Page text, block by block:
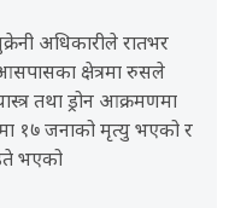
अधिकारीले रातभर
क्षेत्रमा रुसले
तथा ड्रोन आक्रमणमा
१७ जनाको मृत्यु भएको र
भएको